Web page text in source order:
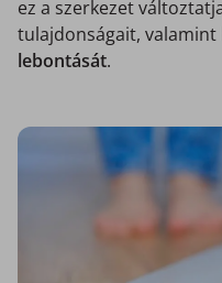
ez a szerkezet
tulajdonságait, valamint
lebontását.